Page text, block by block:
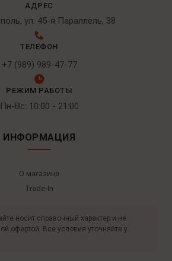
АДРЕС
ул. 45-я Параллель, 38
ТЕЛЕФОН
+7 (989) 989-47-77
РЕЖИМ РАБОТЫ
Пн-Вс: 10:00 - 21:00
ИНФОРМАЦИЯ
О магазине
Trade-In
носит справочный характер и не
офертой. Все условия уточняйте у